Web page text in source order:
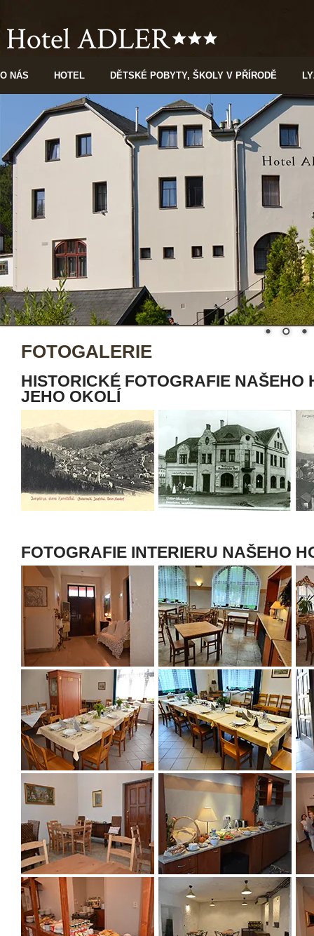
O NÁS HOTEL DĚTSKÉ POBYTY, ŠKOLY V PŘÍRODĚ
FOTOGALERIE
HISTORICKÉ FOTOGRAFIE NAŠEHO
JEHO OKOLÍ
FOTOGRAFIE INTERIERU NAŠEHO